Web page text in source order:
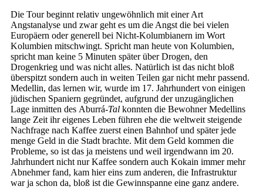
Die Tour beginnt relativ ungewöhnlich mit einer Art
Angstanalyse und zwar geht es um die Angst die bei vielen
Europäern oder generell bei Nicht-Kolumbianern im Wort
Kolumbien mitschwingt. Spricht man heute von Kolumbien,
spricht man keine 5 Minuten später über Drogen, den
Drogenkrieg und was nicht alles. Natürlich ist das nicht bloß
überspitzt sondern auch in weiten Teilen gar nicht mehr passend.
Medellin, das lernen wir, wurde im 17. Jahrhundert von einigen
jüdischen Spaniern gegründet, aufgrund der unzugänglichen
Lage inmitten des Aburrá-Tal konnten die Bewohner Medellins
lange Zeit ihr eigenes Leben führen ehe die weltweit steigende
Nachfrage nach Kaffee zuerst einen Bahnhof und später jede
menge Geld in die Stadt brachte. Mit dem Geld kommen die
Probleme, so ist das ja meistens und weil irgendwann im 20.
Jahrhundert nicht nur Kaffee sondern auch Kokain immer mehr
Abnehmer fand, kam hier eins zum anderen, die Infrastruktur
war ja schon da, bloß ist die Gewinnspanne eine ganz andere.